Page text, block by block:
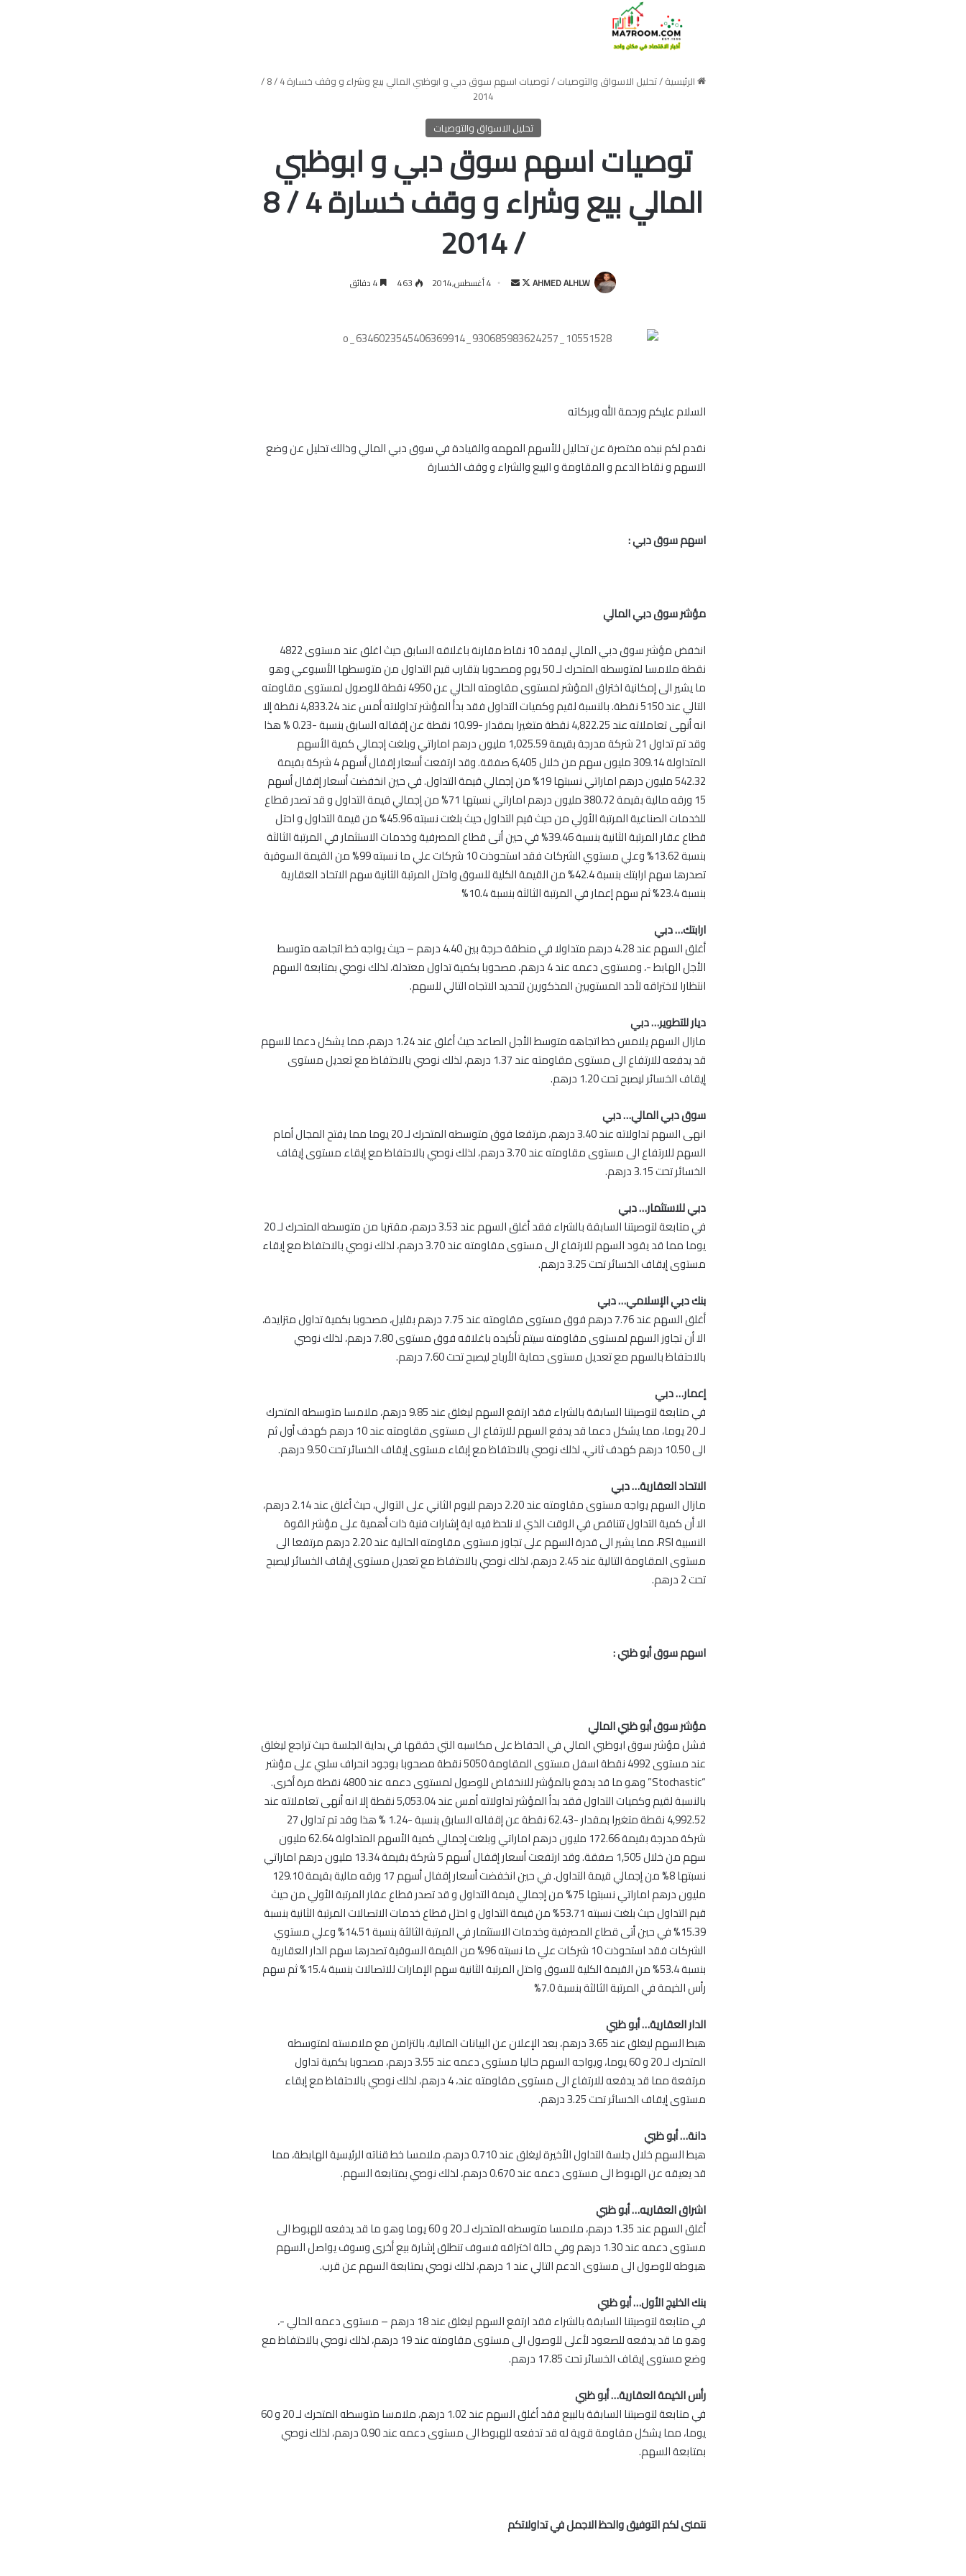
الرئيسية/تحليل الاسواق والتوصيات/
توصيات اسهم سوق دبي و ابوظبي المالي بيع وشراء و وقف خسارة 4 / 8 /
2014
تحليل الاسواق والتوصيات
توصيات اسهم سوق دبي و ابوظبي
المالي بيع وشراء و وقف خسارة 4 / 8
/ 2014
AHMED ALHLW
تابعأرسل 4 أغسطس,2014 463
السلام عليكم ورحمة الله وبركاته
نقدم لكم نبذه مختصرة عن تحاليل للأسهم المهمه والقيادة في سوق دبي المالي وذالك تحليل عن وضع
الاسهم و نقاط الدعم و المقاومة و البيع والشراء و وقف الخسارة
اسهم سوق دبي :
مؤشر سوق دبي المالي
انخفض مؤشر سوق دبي المالي ليفقد 10 نقاط مقارنة باغلاقه السابق حيث اغلق عند مستوى 4822
نقطة ملامسا لمتوسطه المتحرك لـ 50 يوم ومصحوبا بتقارب قيم التداول من متوسطها الأسبوعي وهو
ما يشير الى إمكانية اختراق المؤشر لمست
وى مقاومته الحالي عن 4950 نقطة للوصول لمستوى مقاومته
التالي عند 5150 نقطة. بالنسبة لقيم وكميات التداول فقد بدأ المؤشر تداولاته أمس عند 4,833.24 نقطة إلا
انه أنهى تعاملاته عند 4,822.25 نقطة متغيرا بمقدار -10.99 نقطة عن إقفاله السابق بنسبة -0.23 % هذا
وقد تم تداول 21 شركة مدرجة بقيمة 1,025.59 مليون درهم اماراتي وبلغت إجمالي كمية الأسهم
المتداولة 309.14 مليون سهم من خلال 6,405 صفقة. وقد ارتفعت أسعار إقفال أسهم 4 شركة بقيمة
542.32 مليون درهم اماراتي نسبتها 19% من إجمالي قيمة التداول. في حين انخفضت أسعار إقفال أسهم
15 ورقه مالية بقيمة 380.72 مليون درهم اماراتي نسبتها 71% من إجمالي قيمة التداول و قد تصدر قطاع
للخدمات الصناعية المرتبة الأولي من حيث قيم التداول حيث بلغت نسبته 45.96% من قيمة التداول و احتل
قطاع عقار المرتبة الثانية بنسبة 39.46% في حين أتى قطاع المصرفية وخدمات الاستثمار في المرتبة الثالثة
بنسبة 13.62% وعلي مستوي الشركات فقد استحوذت 10 شركات علي ما نسبته 99% من القيمة السوقية
تصدرها سهم ارابتك بنسبة 42.4% من القيمة الكلية للسوق واحتل المرتبة الثانية سهم الاتحاد العقارية
بنسبة 23.4% ثم سهم إعمار في المرتبة الثالثة بنسبة 10.4%
ارابتك… دبي
أغلق السهم عند 4.28 درهم متداولا في منطقة حرجة بين 4.40 درهم – حيث يواجه خط اتجاهه متوسط
الأجل الهابط -، ومستوى دعمه عند 4 درهم، مصحوبا بكمية تداول معتدلة، لذلك نوصي بمتابعة السهم
انتظارا لاختراقه لأحد المستويين المذكورين لتحديد الاتجاه التالي للسهم.
ديار للتطوير… دبي
مازال السهم يلامس خط اتجاهه متوسط الأجل الصاعد حيث أغلق عند 1.24 درهم، مما يشكل دعما للسهم
قد يدفعه للارتفاع الى مستوى مقاومته عند 1.37 درهم، لذلك نوصي بالاحتفاظ مع تعديل مستوى
إيقاف الخسائر ليصبح تحت 1.20 درهم.
سوق دبي المالي… دبي
انهى السهم تداولاته عند 3.40 درهم، مرتفعا فوق متوسطه المتحرك لـ 20 يوما مما يفتح المجال أمام
السهم للارتفاع الى مستوى مقاومته عند 3.70 درهم، لذلك نوصي بالاحتفاظ مع إبقاء مستوى إيقاف
الخسائر تحت 3.15 درهم.
دبي للاستثمار… دبي
في متابعة لتوصيتنا السابقة بالشراء فقد أغلق السهم عند 3.53 درهم، مقتربا من متوسطه المتحرك لـ 20
يوما مما قد يقود السهم للارتفاع الى مستوى مقاومته عند 3.70 درهم، لذلك نوصي بالاحتفاظ مع إبقاء
مستوى إيقاف الخسائر تحت 3.25 درهم.
بنك دبي الإسلامي… دبي
أغلق السهم عند 7.76 درهم فوق مستوى مقاومته عند 7.75 درهم بقليل، مصحوبا بكمية تداول متزايدة،
الا أن تجاوز السهم لمستوى مقاومته سيتم تأكيده باغلاقه فوق مستوى 7.80 درهم، لذلك نوصي
بالاحتفاظ بالسهم مع تعديل مستوى حماية الأرباح ليصبح تحت 7.60 درهم.
إعمار… دبي
في متابعة لتوصيتنا السابقة بالشراء فقد ارتفع السهم ليغلق عند 9.85 درهم، ملامسا متوسطه المتحرك
لـ 20 يوما، مما يشكل دعما قد يدفع السهم للارتفاع الى مستوى مقاومته عند 10 درهم كهدف أول ثم
الى 10.50 درهم كهدف ثاني، لذلك نوصي بالاحتفاظ مع إبقاء مستوى إيقاف الخسائر تحت 9.50 درهم.
الاتحاد العقارية… دبي
مازال السهم يواجه مستوى مقاومته عند 2.20 درهم لليوم الثاني على التوالي، حيث أغلق عند 2.14 درهم،
الا أن كمية التداول تتناقص في الوقت الذي لا نلحظ فيه اية إشارات فنية ذات أهمية على مؤشر القوة
النسبية RSI، مما يشير الى قدرة السهم على تجاوز مستوى مقاومته الحالية عند 2.20 درهم مرتفعا الى
مستوى المقاومة التالية عند 2.45 درهم، لذلك نوصي بالاحتفاظ مع تعديل مستوى إيقاف الخسائر ليصبح
تحت 2 درهم.
اسهم سوق أبو ظبي :
مؤشر سوق أبو ظبي المالي
فشل مؤشر سوق ابوظبي المالي في الحفاظ على مكاسبه التي حققها في بداية الجلسة حيث تراجع ليغلق
عند مستوى 4992 نقطة اسفل مستوى المقاومة 5050 نقطة مصحوبا بوجود انحراف سلبي على مؤشر
“Stochastic” وهو ما قد يدفع بالمؤش
ر للانخفاض للوصول لمستوى دعمه عند 4800 نقطة مرة أخرى.
بالنسبة لقيم وكميات التداول فقد بدأ المؤشر تداولاته أمس عند 5,053.04 نقطة إلا انه أنهى تعاملاته عند
4,992.52 نقطة متغيرا بمقدار -62.43 نقطة عن إقفاله السابق بنسبة -1.24 % هذا وقد تم تداول 27
شركة مدرجة بقيمة 172.66 مليون درهم اماراتي وبلغت إجمالي كمية الأسهم المتداولة 62.64 مليون
سهم من خلال 1,505 صفقة. وقد ارتفعت أسعار إقفال أسهم 5 شركة بقيمة 13.34 مليون درهم اماراتي
نسبتها 8% من إجمالي قيمة التداول. في حين انخفضت أسعار إقفال أسهم 17 ورقه مالية بقيمة 129.10
مليون درهم اماراتي نسبتها 75% من إجمالي قيمة التداول و قد تصدر قطاع عقار المرتبة الأولي من حيث
قيم التداول حيث بلغت نسبته 53.71% من قيمة التداول و احتل قطاع خدمات الاتصالات المرتبة الثانية بنسبة
15.39% في حين أتى قطاع المصرفية وخدمات الاستثمار في المرتبة الثالثة بنسبة 14.51% وعلي مستوي
الشركات فقد استحوذت 10 شركات علي ما نسبته 96% من القيمة السوقية تصدرها سهم الدار العقارية
بنسبة 53.4% من القيمة الكلية للسوق واحتل المرتبة الثانية سهم الإمارات للاتصالات بنسبة 15.4% ثم سهم
رأس الخيمة في المرتبة الثالثة بنسبة 7.0%
الدار العقارية… أبو ظبي
هبط السهم ليغلق عند 3.65 درهم، بعد الإعلان عن البيانات المالية، بالتزامن مع ملامسته لمتوسطه
المتحرك لـ 20 و 60 يوما، ويواجه السهم حاليا مستوى دعمه عند 3.55 درهم، مصحوبا بكمية تداول
مرتفعة مما قد يدفعه للارتفاع الى مستوى مقاومته عند، 4 درهم، لذلك نوصي بالاحتفاظ مع إبقاء
مستوى إيقاف الخسائر تحت 3.25 درهم.
دانة… أبو ظبي
هبط السهم خلال جلسة التداول الأخيرة ليغلق عند 0.710 درهم، ملامسا خط قناته الرئيسية الهابطة، مما
قد يعيقه عن الهبوط الى مستوى دعمه عند 0.670 درهم، لذلك نوصي بمتابعة السهم.
اشراق العقاريه… أبو ظبي
أغلق السهم عند 1.35 درهم، ملامسا متوسطه المتحرك لـ 20 و 60 يوما وهو ما قد يدفعه للهبوط الى
مستوى دعمه عند 1.30 درهم وفي حالة اختراقه فسوف تنطلق إشارة بيع أخرى وسوف يواصل السهم
هبوطه للوصول الى مستوى الدعم التالي عند 1 درهم، لذلك نوصي بمتابعة السهم عن قرب.
بنك الخليج الأول… أبو ظبي
في متابعة لتوصيتنا السابقة بالشراء فقد ارتفع السهم ليغلق عند 18 درهم – مستوى دعمه الحالي -،
وهو ما قد يدفعه للصعود لأعلى للوصول الى مستوى مقاومته عند 19 درهم، لذلك نوصي بالاحتفاظ مع
وضع مستوى إيقاف الخسائر تحت 17.85 درهم.
رأس الخيمة العقارية… أبو ظبي
في متابعة لتوصيتنا السابقة بالبيع فقد أغلق السهم عند 1.02 درهم، ملامسا متوسطه المتحرك لـ 20 و 60
يوما، مما يشكل مقاومة قوية له قد تدفعه للهبوط الى مستوى دعمه عند 0.90 درهم، لذلك نوصي
بمتابعة السهم.
نتمنى لكم التوفيق والحظ الاجمل في تداولاتكم